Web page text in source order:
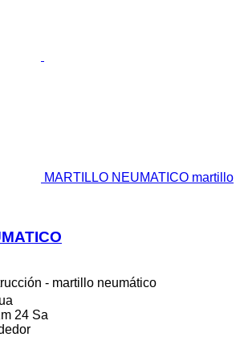
MARTILLO NEUMATICO martillo
- martillo neumático
24 Sa